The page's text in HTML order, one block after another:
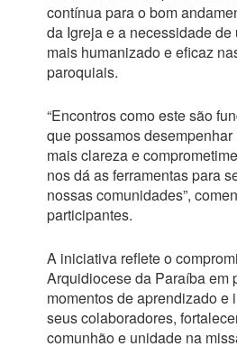
contínua para o bom
da Igreja e a necessidade
mais humanizado e eficaz
paroquiais.
“Encontros como este são
que possamos
mais clareza e
nos dá as ferramentas para
nossas comunidades”,
participantes.
A iniciativa reflete o
Arquidiocese da Paraíba em
momentos de aprendizado e
seus colaboradores,
comunhão e unidade na